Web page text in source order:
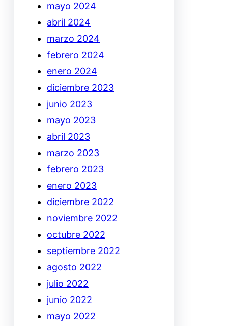
mayo 2024
abril 2024
marzo 2024
febrero 2024
enero 2024
diciembre 2023
junio 2023
mayo 2023
abril 2023
marzo 2023
febrero 2023
enero 2023
diciembre 2022
noviembre 2022
octubre 2022
septiembre 2022
agosto 2022
julio 2022
junio 2022
mayo 2022